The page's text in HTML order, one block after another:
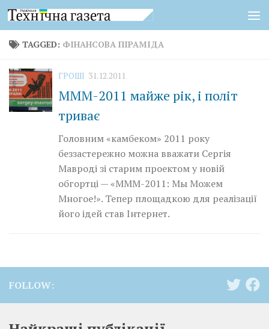
Skip to content
TAGGED: ФІНАНСОВА ПІРАМІДА
ГРОШІ 31.12.2011
МММ-2011 майже рік, і політ
триває
Головним «камбеком» 2011 року
беззастережно можна вважати Сергія
Мавроді зі старим проектом у новій
обгортці — «МММ-2011: Мы Можем
Многое!». Тепер площадкою для реалізації
його ідей став Інтернет.
FOLLOW: